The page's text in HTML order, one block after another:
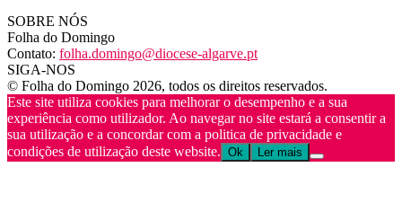
SOBRE NÓS
Folha do Domingo
Contato: folha.domingo@diocese-algarve.pt
SIGA-NOS
© Folha do Domingo 2026, todos os direitos reservados.
Este site utiliza cookies para melhorar o desempenho e a sua
experiência como utilizador. Ao navegar no site estará a consentir a
sua utilização e a concordar com a politica de privacidade e
condições de utilização deste website. Ok Ler mais